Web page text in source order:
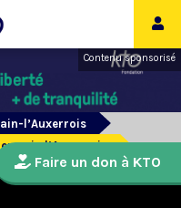
Contenu sponsorisé
l’Auxerrois
l’Auxerrois
Faire un don à KTO